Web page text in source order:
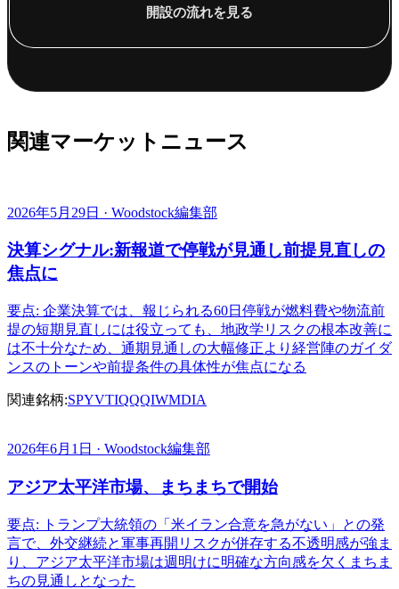
開設の流れを見る
関連マーケットニュース
2026年5月29日 · Woodstock編集部
決算シグナル:新報道で停戦が見通し前提見直しの
焦点に
要点: 企業決算では、報じられる60日停戦が燃料費や物流前
提の短期見直しには役立っても、地政学リスクの根本改善に
は不十分なため、通期見通しの大幅修正より経営陣のガイダ
ンスのトーンや前提条件の具体性が焦点になる
関連銘柄:SPYVTIQQQIWMDIA
2026年6月1日 · Woodstock編集部
アジア太平洋市場、まちまちで開始
要点: トランプ大統領の「米イラン合意を急がない」との発
言で、外交継続と軍事再開リスクが併存する不透明感が強ま
り、アジア太平洋市場は週明けに明確な方向感を欠くまちま
ちの見通しとなった